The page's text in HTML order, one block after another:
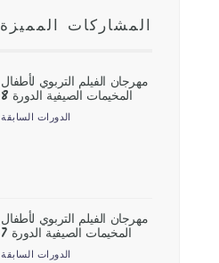
المشاركات المميزة
مهرجان الفيلم التربوي لأطفال
المخيمات الصيفية الدورة 8
الدورات السابقة
مهرجان الفيلم التربوي لأطفال
المخيمات الصيفية الدورة 7
الدورات السابقة